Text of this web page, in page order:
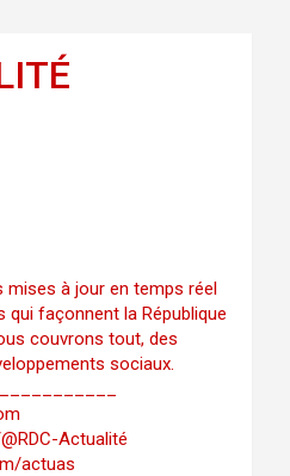
à jour en temps réel
façonnent la République
couvrons tout, des
sociaux.
Actualité
actuas